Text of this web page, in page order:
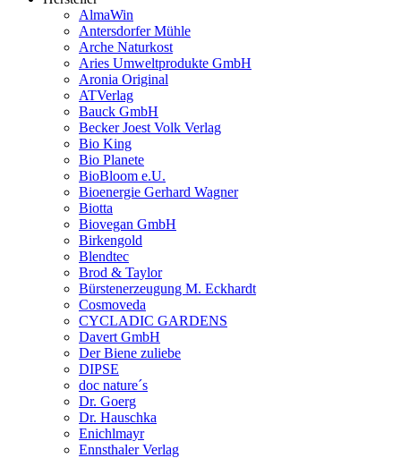
AlmaWin
Antersdorfer Mühle
Arche Naturkost
Aries Umweltprodukte GmbH
Aronia Original
ATVerlag
Bauck GmbH
Becker Joest Volk Verlag
Bio King
Bio Planete
BioBloom e.U.
Bioenergie Gerhard Wagner
Biotta
Biovegan GmbH
Birkengold
Blendtec
Brod & Taylor
Bürstenerzeugung M. Eckhardt
Cosmoveda
CYCLADIC GARDENS
Davert GmbH
Der Biene zuliebe
DIPSE
doc nature´s
Dr. Goerg
Dr. Hauschka
Enichlmayr
Ennsthaler Verlag